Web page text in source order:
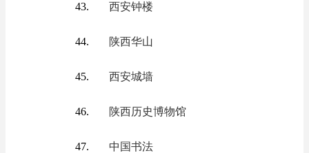
西安钟楼
陕西华山
西安城墙
陕西历史博物馆
中国书法